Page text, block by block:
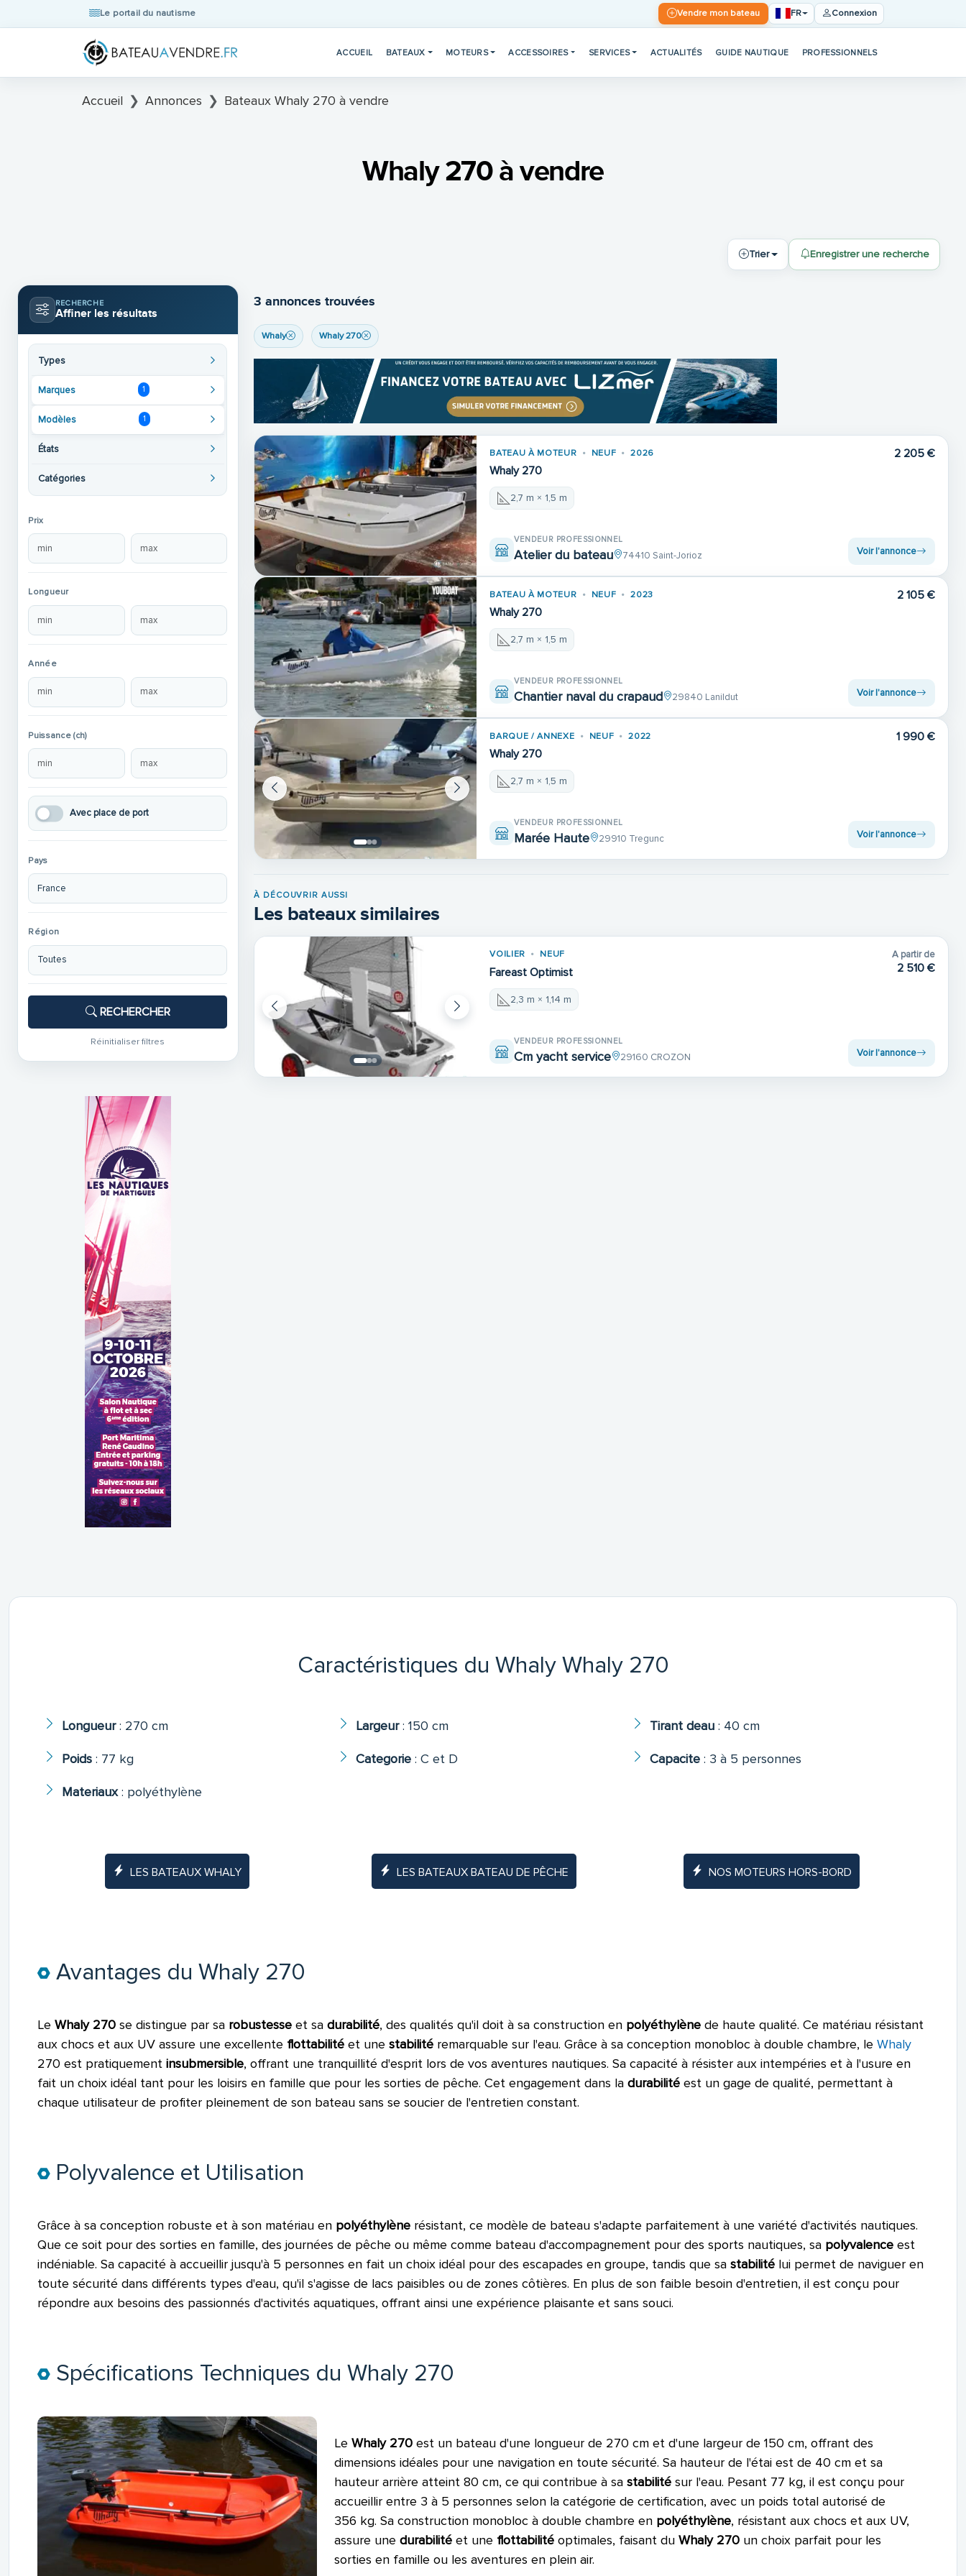
Le portail du nautisme Vendre mon bateau FR Connexion
ACCUEIL BATEAUX MOTEURS ACCESSOIRES SERVICES ACTUALITÉS GUIDE NAUTIQUE PROFESSIONNELS
Accueil Annonces Bateaux Whaly 270 à vendre
Whaly 270 à vendre
Trier Enregistrer une recherche
RECHERCHE
Affiner les résultats
Types
Marques 1
Modèles 1
États
Catégories
Prix
Longueur
Année
Puissance (ch)
Avec place de port
Pays
Région
RECHERCHER
Réinitialiser filtres
3 annonces trouvées
Whaly Whaly 270
BATEAU À MOTEUR NEUF 2026
Whaly 270
2 205 €
2,7 m × 1,5 m
VENDEUR PROFESSIONNEL
Atelier du bateau 74410 Saint-Jorioz Voir l'annonce
BATEAU À MOTEUR NEUF 2023
Whaly 270
2 105 €
2,7 m × 1,5 m
VENDEUR PROFESSIONNEL
Chantier naval du crapaud 29840 Lanildut Voir l'annonce
BARQUE / ANNEXE NEUF 2022
Whaly 270
1 990 €
2,7 m × 1,5 m
VENDEUR PROFESSIONNEL
Marée Haute 29910 Tregunc Voir l'annonce
À DÉCOUVRIR AUSSI
Les bateaux similaires
VOILIER NEUF
Fareast Optimist
A partir de
2 510 €
2,3 m × 1,14 m
VENDEUR PROFESSIONNEL
Cm yacht service 29160 CROZON Voir l'annonce
Caractéristiques du Whaly Whaly 270
Longueur: 270 cm Largeur:150 cm Tirant deau : 40 cm
Poids: 77 kg Categorie :C et D Capacite : 3 à 5 personnes
Materiaux: polyéthylène
LES BATEAUX WHALY LES BATEAUX BATEAU DE PÊCHE NOS MOTEURS HORS-BORD
Avantages du Whaly 270
Le Whaly 270se distingue par sa robustesseet sa durabilité, des qualités qu'il doit à sa construction en polyéthylènede haute qualité. Ce matériau résistant
aux chocs et aux UV assure une excellente flottabilitéet une stabilitéremarquable sur l'eau. Grâce à sa conception monobloc à double chambre, le Whaly
270 est pratiquement insubmersible, offrant une tranquillité d'esprit lors de vos aventures nautiques. Sa capacité à résister aux intempéries et à l'usure en
fait un choix idéal tant pour les loisirs en famille que pour les sorties de pêche. Cet engagement dans la durabilitéest un gage de qualité, permettant à
chaque utilisateur de profiter pleinement de son bateau sans se soucier de l'entretien constant.
Polyvalence et Utilisation
Grâce à sa conception robuste et à son matériau en polyéthylènerésistant, ce modèle de bateau s'adapte parfaitement à une variété d'activités nautiques.
Que ce soit pour des sorties en famille, des journées de pêche ou même comme bateau d'accompagnement pour des sports nautiques, sa polyvalenceest
indéniable. Sa capacité à accueillir jusqu'à 5 personnes en fait un choix idéal pour des escapades en groupe, tandis que sa stabilitélui permet de naviguer en
toute sécurité dans différents types d'eau, qu'il s'agisse de lacs paisibles ou de zones côtières. En plus de son faible besoin d'entretien, il est conçu pour
répondre aux besoins des passionnés d'activités aquatiques, offrant ainsi une expérience plaisante et sans souci.
Spécifications Techniques du Whaly 270
LeWhaly 270 est un bateau d'une longueur de 270 cm et d'une largeur de 150 cm, offrant des
dimensions idéales pour une navigation en toute sécurité. Sa hauteur de l'étai est de 40 cm et sa
hauteur arrière atteint 80 cm, ce qui contribue à sastabilité sur l'eau. Pesant 77 kg, il est conçu pour
accueillir entre 3 à 5 personnes selon la catégorie de certification, avec un poids total autorisé de
356 kg. Sa construction monobloc à double chambre en polyéthylène, résistant aux chocs et aux UV,
assure unedurabilité et une flottabilité optimales, faisant duWhaly 270 un choix parfait pour les
sorties en famille ou les aventures en plein air.